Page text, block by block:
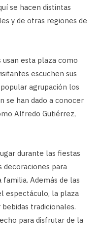
se hacen distintas
y de otras regiones de
esta plaza como
escuchen sus
agrupación los
se han dado a conocer
Alfredo Gutiérrez,
durante las fiestas
decoraciones para
Además de las
espectáculo, la plaza
tradicionales.
para disfrutar de la